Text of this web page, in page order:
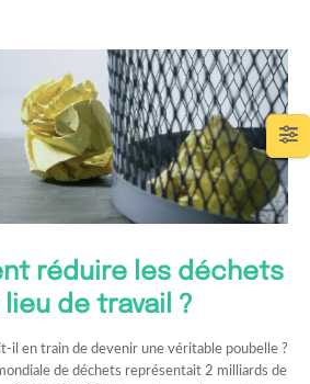
réduire les déchets
de travail ?
il en train de devenir une véritable poubelle ?
de déchets représentait 2 milliards de